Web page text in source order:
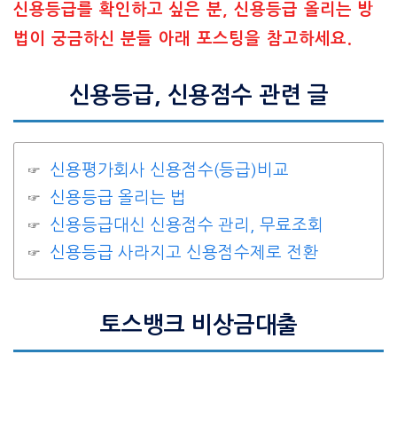
신용등급를 확인하고 싶은 분, 신용등급 올리는 방
법이 궁금하신 분들 아래 포스팅을 참고하세요.
신용등급, 신용점수 관련 글
신용평가회사 신용점수(등급)비교
신용등급 올리는 법
신용등급대신 신용점수 관리, 무료조회
신용등급 사라지고 신용점수제로 전환
토스뱅크 비상금대출